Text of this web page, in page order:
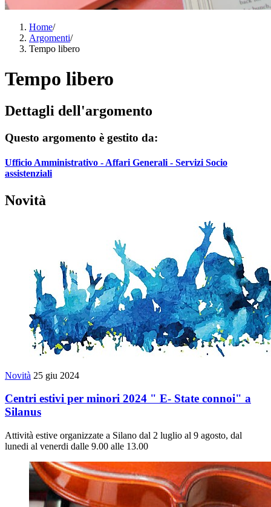
Home/
Argomenti/
Tempo libero
Tempo libero
Dettagli dell'argomento
Questo argomento è gestito da:
Ufficio Amministrativo - Affari Generali - Servizi Socio
assistenziali
Novità
Novità 25 giu 2024
Centri estivi per minori 2024 " E- State connoi" a
Silanus
Attività estive organizzate a Silano dal 2 luglio al 9 agosto, dal
lunedi al venerdi dalle 9.00 alle 13.00